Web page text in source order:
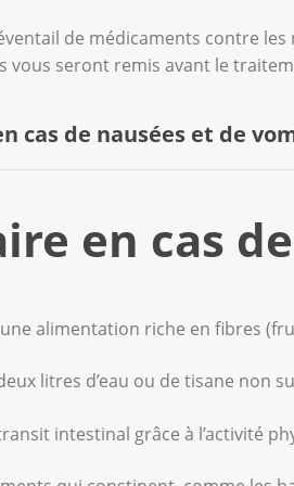
de médicaments contre
vous seront remis avant le
cas de nausées et de
qui neutralisent l’acidité
en cas
alimentation riche en fibres
litres d’eau ou de tisane non
intestinal grâce à l’activité